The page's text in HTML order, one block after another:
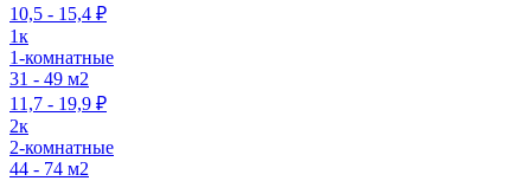
10,5 - 15,4 ₽
1к
1-комнатные
31 - 49 м2
11,7 - 19,9 ₽
2к
2-комнатные
44 - 74 м2